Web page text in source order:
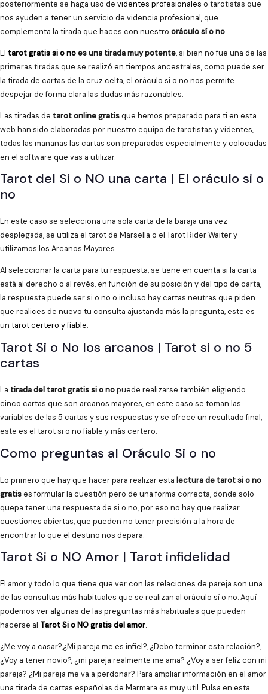
posteriormente se haga uso de videntes profesionales o tarotistas que
nos ayuden a tener un servicio de videncia profesional, que
complementa la tirada que haces con nuestro oráculo sí o no.
El tarot gratis si o noes una tirada muy potente, si bien no fue una de las
primeras tiradas que se realizó en tiempos ancestrales, como puede ser
la tirada de cartas de la cruz celta, el oráculo si o no nos permite
despejar de forma clara las dudas más razonables.
Las tiradas de tarot online gratisque hemos preparado para ti en esta
web han sido elaboradas por nuestro equipo de tarotistas y videntes,
todas las mañanas las cartas son preparadas especialmente y colocadas
en el software que vas a utilizar.
Tarot del Si o NO una carta | El oráculo si o
no
En este caso se selecciona una sola carta de la baraja una vez
desplegada, se utiliza el tarot de Marsella o el Tarot Rider Waiter y
utilizamos los Arcanos Mayores.
Al seleccionar la carta para tu respuesta, se tiene en cuenta si la carta
está al derecho o al revés, en función de su posición y del tipo de carta,
la respuesta puede ser si o no o incluso hay cartas neutras que piden
que realices de nuevo tu consulta ajustando más la pregunta, este es
un tarot certero y fiable.
Tarot Si o No los arcanos | Tarot si o no 5
cartas
La tirada del tarot gratis si o nopuede realizarse también eligiendo
cinco cartas que son arcanos mayores, en este caso se toman las
variables de las 5 cartas y sus respuestas y se ofrece un resultado final,
este es el tarot si o no fiable y más certero.
Como preguntas al Oráculo Si o no
Lo primero que hay que hacer para realizar esta lectura de tarot si o no
gratises formular la cuestión pero de una forma correcta, donde solo
quepa tener una respuesta de si o no, por eso no hay que realizar
cuestiones abiertas, que pueden no tener precisión a la hora de
encontrar lo que el destino nos depara.
Tarot Si o NO Amor | Tarot infidelidad
El amor y todo lo que tiene que ver con las relaciones de pareja son una
de las consultas más habituales que se realizan al oráculo sí o no. Aquí
podemos ver algunas de las preguntas más habituales que pueden
hacerse al Tarot Si o NO gratis del amor.
¿Me voy a casar?,¿Mi pareja me es infiel?, ¿Debo terminar esta relación?,
¿Voy a tener novio?, ¿mi pareja realmente me ama? ¿Voy a ser feliz con mi
pareja? ¿Mi pareja me va a perdonar? Para ampliar información en el amor
una tirada de cartas españolas de Marmara es muy util. Pulsa en esta